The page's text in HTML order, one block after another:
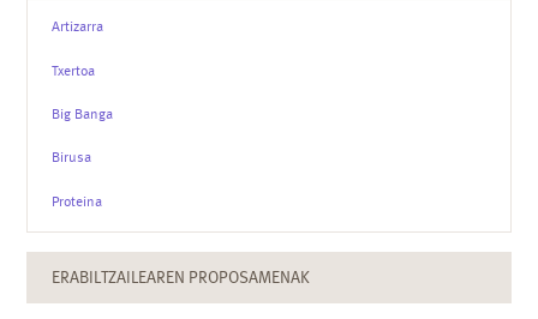
Artizarra
Txertoa
Big Banga
Birusa
Proteina
ERABILTZAILEAREN PROPOSAMENAK